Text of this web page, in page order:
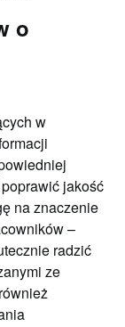
o
w
jakość
na znaczenie
–
radzić
ze